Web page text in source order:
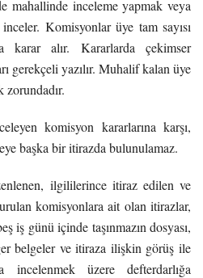
mahallinde inceleme yapmak veya
Komisyonlar üye tam sayısı
karar alır. Kararlarda çekimser
gerekçeli yazılır. Muhalif kalan üye
zorundadır.
komisyon kararlarına karşı,
başka bir itirazda bulunulamaz.
ilgililerince itiraz edilen ve
komisyonlara ait olan itirazlar,
iş günü içinde taşınmazın dosyası,
belgeler ve itiraza ilişkin görüş ile
üzere defterdarlığa